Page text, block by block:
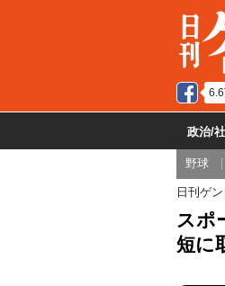
政治/
野球
日刊ゲ
スポ
短に